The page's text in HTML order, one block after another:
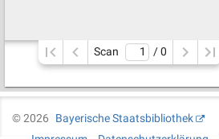
Scan / 0
©2026
Bayerische Staatsbibliothek